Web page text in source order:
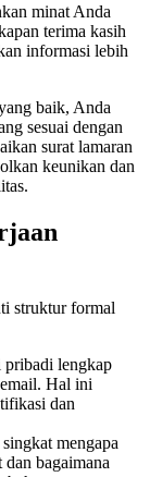
minat Anda
terima kasih
informasi lebih
baik, Anda
sesuai dengan
surat lamaran
keunikan dan
struktur formal
pribadi lengkap
Hal ini
dan
mengapa
bagaimana